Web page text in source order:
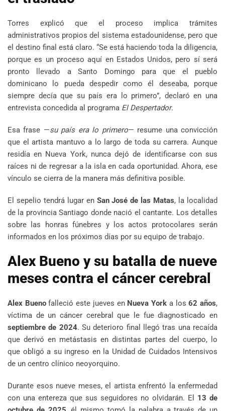
Torres explicó que el proceso implica trámites
administrativos propios del sistema estadounidense, pero que
el destino final está claro. “Se está haciendo toda la diligencia,
porque es un proceso aquí en Estados Unidos, pero sí será
pronto llevado a Santo Domingo para que el pueblo
dominicano lo pueda despedir como él deseaba, porque
siempre decía que su país era lo primero”, declaró en una
entrevista concedida al programa El Despertador.
Esa frase —su país era lo primero— resume una convicción
que el artista mantuvo a lo largo de toda su carrera. Aunque
residía en Nueva York, nunca dejó de identificarse con sus
raíces ni de regresar a la isla en cada oportunidad. Ahora, ese
vínculo se cierra de la manera más definitiva posible.
El sepelio tendrá lugar en San José de las Matas, la localidad
de la provincia Santiago donde nació el cantante. Los detalles
sobre las honras fúnebres y los actos protocolares serán
informados en los próximos días por su equipo de trabajo.
Alex Bueno y su batalla de nueve
meses contra el cáncer cerebral
Alex Buenofalleció este jueves en Nueva York a los62 años,
víctima de un cáncer cerebral que le fue diagnosticado en
septiembre de 2024. Su deterioro final llegó tras una recaída
que derivó en metástasis en distintas partes del cuerpo, lo
que obligó a su ingreso en la Unidad de Cuidados Intensivos
de un centro clínico neoyorquino.
Durante esos nueve meses, el artista enfrentó la enfermedad
con una entereza que sus seguidores no olvidarán. El 13 de